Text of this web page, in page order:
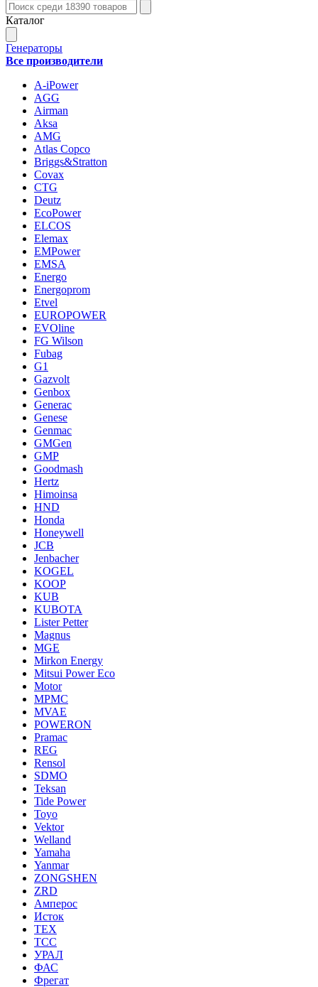
Каталог
Генераторы
Все производители
A-iPower
AGG
Airman
Aksa
AMG
Atlas Copco
Briggs&Stratton
Covax
CTG
Deutz
EcoPower
ELCOS
Elemax
EMPower
EMSA
Energo
Energoprom
Etvel
EUROPOWER
EVOline
FG Wilson
Fubag
G1
Gazvolt
Genbox
Generac
Genese
Genmac
GMGen
GMP
Goodmash
Hertz
Himoinsa
HND
Honda
Honeywell
JCB
Jenbacher
KOGEL
KOOP
KUB
KUBOTA
Lister Petter
Magnus
MGE
Mirkon Energy
Mitsui Power Eco
Motor
MPMC
MVAE
POWERON
Pramac
REG
Rensol
SDMO
Teksan
Tide Power
Toyo
Vektor
Welland
Yamaha
Yanmar
ZONGSHEN
ZRD
Амперос
Исток
ТЕХ
ТСС
УРАЛ
ФАС
Фрегат